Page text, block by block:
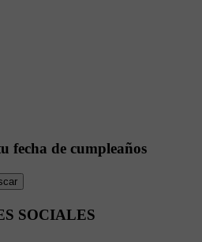
fecha de cumpleaños
SOCIALES